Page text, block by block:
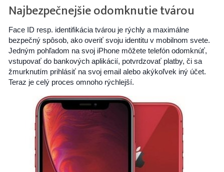
Najbezpečnejšie odomknutie tvárou
Face ID resp. identifikácia tvárou je rýchly a maximálne
bezpečný spôsob, ako overiť svoju identitu v mobilnom svete.
Jedným pohľadom na svoj iPhone môžete telefón odomknúť,
vstupovať do bankových aplikácií, potvrdzovať platby, či sa
žmurknutím prihlásiť na svoj email alebo akýkoľvek iný účet.
Teraz je celý proces omnoho rýchlejší.